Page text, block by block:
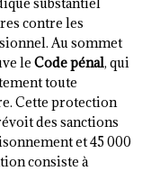
contre les
Au sommet
le Code pénal, qui
toute
Cette protection
des sanctions
et 45 000
consiste à